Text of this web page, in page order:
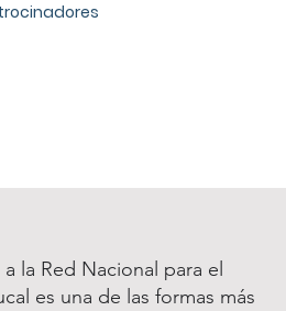
la Red Nacional para el
es una de las formas más